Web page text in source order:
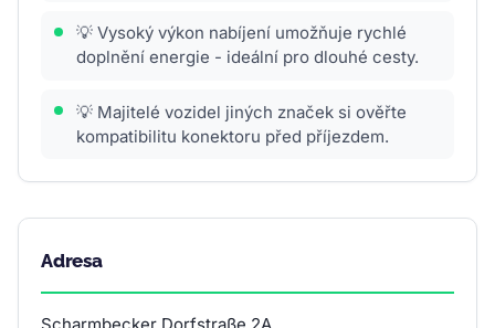
💡 Vysoký výkon nabíjení umožňuje rychlé
doplnění energie - ideální pro dlouhé cesty.
💡 Majitelé vozidel jiných značek si ověřte
kompatibilitu konektoru před příjezdem.
Adresa